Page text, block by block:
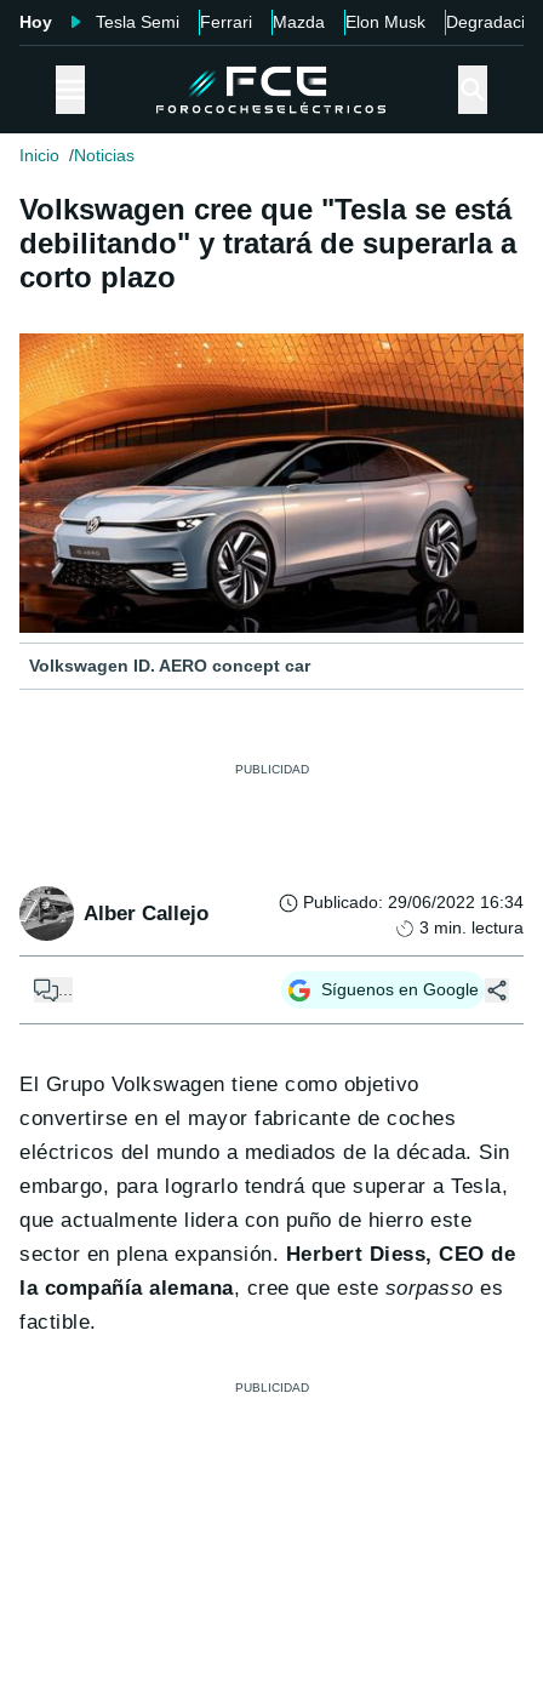
Hoy Tesla Semi Ferrari Mazda Elon Musk Degradación
Inicio Noticias
Volkswagen cree que "Tesla se está
debilitando" y tratará de superarla a
corto plazo
Volkswagen ID. AERO concept car
Alber Callejo Publicado: 29/06/2022 16:34
3 min. lectura
Síguenos en Google
El Grupo Volkswagen tiene como objetivo
convertirse en el mayor fabricante de coches
eléctricos del mundo a mediados de la década. Sin
embargo, para lograrlo tendrá que superar a Tesla,
que actualmente lidera con puño de hierro este
sector en plena expansión. Herbert Diess, CEO de
la compañía alemana, cree que este sorpasso es
factible.